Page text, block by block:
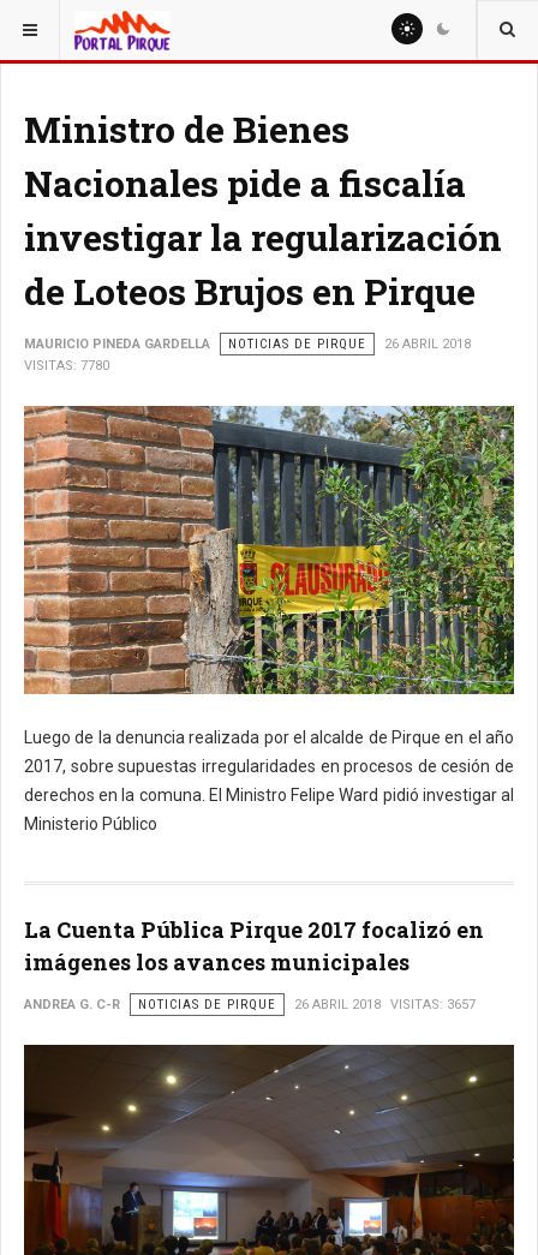
ESTÁ AQUÍ: NOTICIAS
Ministro de Bienes
Nacionales pide a fiscalía
investigar la regularización
de Loteos Brujos en Pirque
MAURICIO PINEDA GARDELLA NOTICIAS DE PIRQUE
26 ABRIL 2018
VISITAS: 7780
Luego de la denuncia realizada por el alcalde de Pirque en el año
2017, sobre supuestas irregularidades en procesos de cesión de
derechos en la comuna. El Ministro Felipe Ward pidió investigar al
Ministerio Público
La Cuenta Pública Pirque 2017 focalizó en
imágenes los avances municipales
ANDREA G. C-R NOTICIAS DE PIRQUE 26 ABRIL 2018 VISITAS: 3657